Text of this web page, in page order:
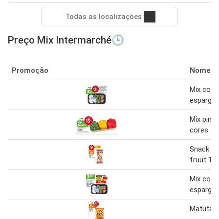
Todas as localizações
Preço Mix Intermarché🕒
Promoção Nome
Mix
Mix
cores
Snack
fruut
Mix